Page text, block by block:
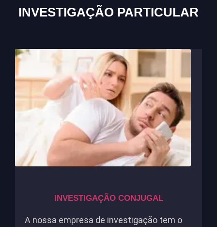
INVESTIGAÇÃO PARTICULAR
INVESTIGAÇÃO CONJUGAL
A nossa empresa de investigação tem o